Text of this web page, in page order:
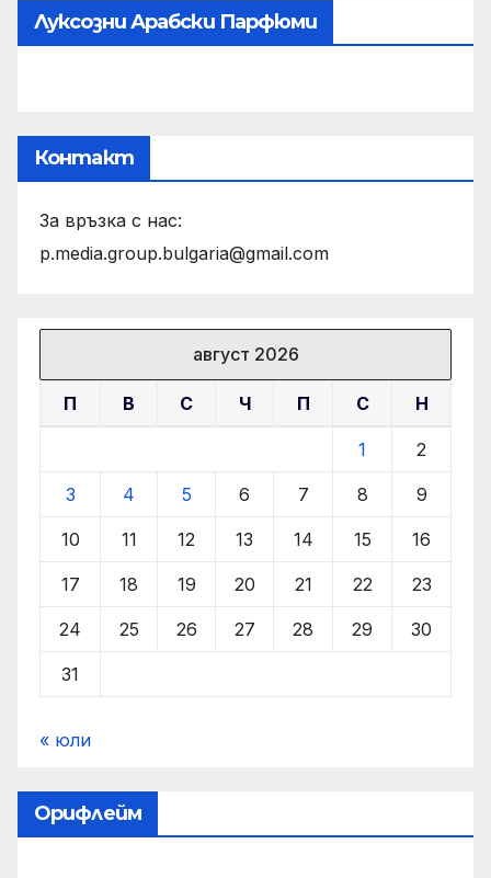
Луксозни Арабски Парфюми
Контакт
За връзка с нас:
p.media.group.bulgaria@gmail.com
август 2026
П В С Ч П С Н
1 2
3 4 5 6 7 8 9
10 11 12 13 14 15 16
17 18 19 20 21 22 23
24 25 26 27 28 29 30
31
« юли
Орифлейм